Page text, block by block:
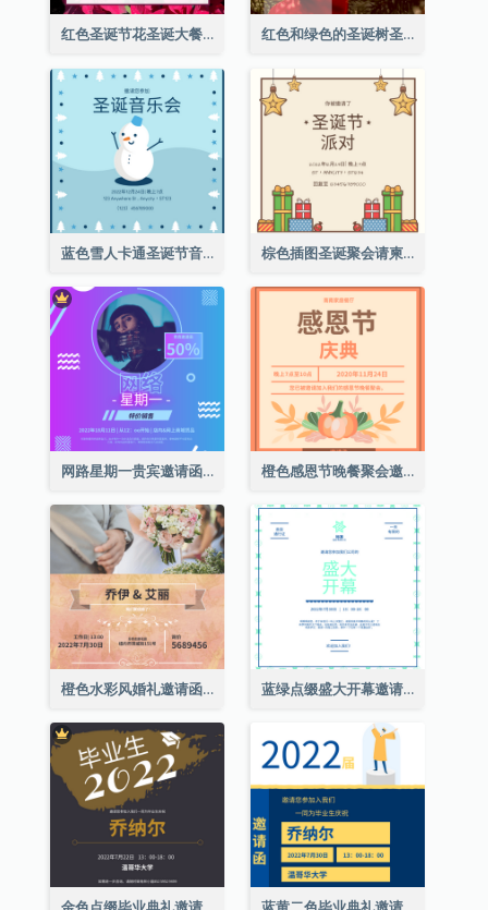
红色圣诞节花圣诞大餐请柬 红色和绿色的圣诞树圣诞派对邀请函
蓝色雪人卡通圣诞节音乐会邀请 棕色插图圣诞聚会请柬
网路星期一贵宾邀请函 橙色感恩节晚餐聚会邀请函
橙色水彩风婚礼邀请函 蓝绿点缀盛大开幕邀请函